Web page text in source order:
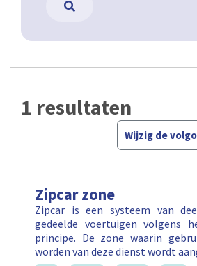
1 resultaten
Wijzig de
Zipcar zone
Zipcar is een systeem van
gedeelde voertuigen volgens
principe. De zone waarin
worden van deze dienst wordt